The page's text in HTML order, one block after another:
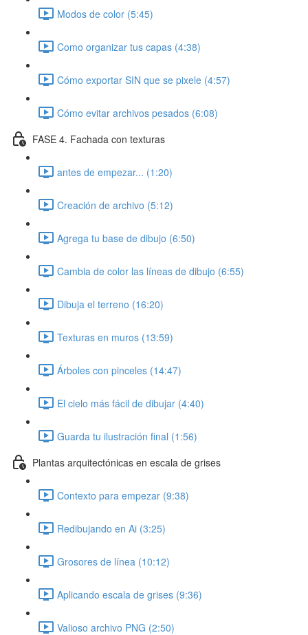
Modos de color (5:45)
Como organizar tus capas (4:38)
Cómo exportar SIN que se pixele (4:57)
Cómo evitar archivos pesados (6:08)
FASE 4. Fachada con texturas
antes de empezar... (1:20)
Creación de archivo (5:12)
Agrega tu base de dibujo (6:50)
Cambia de color las líneas de dibujo (6:55)
Dibuja el terreno (16:20)
Texturas en muros (13:59)
Árboles con pinceles (14:47)
El cielo más fácil de dibujar (4:40)
Guarda tu ilustración final (1:56)
Plantas arquitectónicas en escala de grises
Contexto para empezar (9:38)
Redibujando en Ai (3:25)
Grosores de línea (10:12)
Aplicando escala de grises (9:36)
Valioso archivo PNG (2:50)